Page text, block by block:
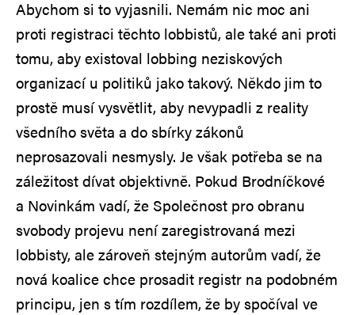
Abychom si to vyjasnili. Nemám nic moc ani
proti registraci těchto lobbistů, ale také ani proti
tomu, aby existoval lobbing neziskových
organizací u politiků jako takový. Někdo jim to
prostě musí vysvětlit, aby nevypadli z reality
všedního světa a do sbírky zákonů
neprosazovali nesmysly. Je však potřeba se na
záležitost dívat objektivně. Pokud Brodníčkové
a Novinkám vadí, že Společnost pro obranu
svobody projevu není zaregistrovaná mezi
lobbisty, ale zároveň stejným autorům vadí, že
nová koalice chce prosadit registr na podobném
principu, jen s tím rozdílem, že by spočíval ve